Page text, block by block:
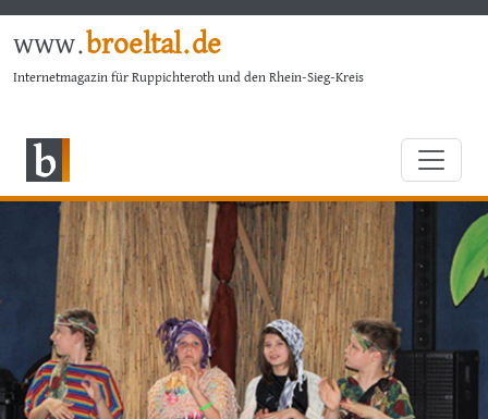
www.broeltal.de
Internetmagazin für Ruppichteroth und den Rhein-Sieg-Kreis